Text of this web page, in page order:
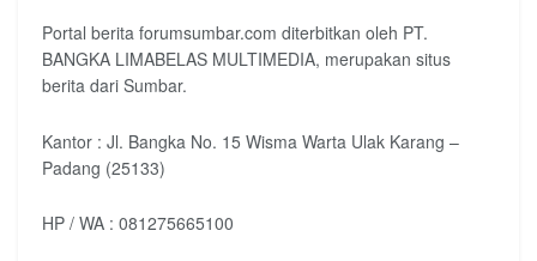
Portal berita forumsumbar.com diterbitkan oleh PT.
BANGKA LIMABELAS MULTIMEDIA, merupakan situs
berita dari Sumbar.
Kantor : Jl. Bangka No. 15 Wisma Warta Ulak Karang –
Padang (25133)
HP / WA : 081275665100